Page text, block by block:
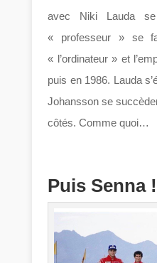
avec Niki Lauda
« professeur » se
« l’ordinateur » et
puis en 1986. Lauda
Johansson se
côtés. Comme quoi…
Puis Senna !